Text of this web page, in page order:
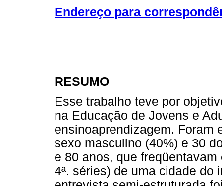
Endereço para
RESUMO
Esse trabalho teve por
na Educação de Jovens e
ensinoaprendizagem. Foram
sexo masculino (40%) e 30
e 80 anos, que
4ª. séries) de uma cidade do